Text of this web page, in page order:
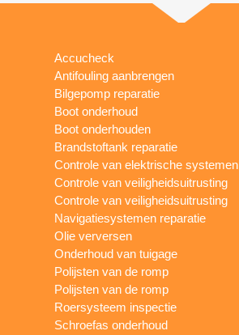
Accucheck
Antifouling aanbrengen
Bilgepomp reparatie
Boot onderhoud
Boot onderhouden
Brandstoftank reparatie
Controle van elektrische systemen
Controle van veiligheidsuitrusting
Controle van veiligheidsuitrusting
Navigatiesystemen reparatie
Olie verversen
Onderhoud van tuigage
Polijsten van de romp
Polijsten van de romp
Roersysteem inspectie
Schroefas onderhoud